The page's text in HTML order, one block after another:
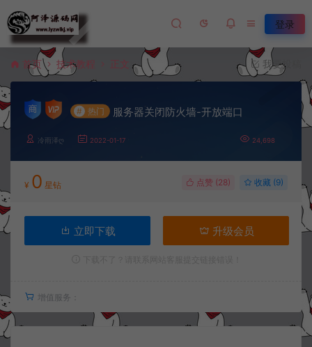
登录
首页 技术教程 正文 我要投稿
# 热门 服务器关闭防火墙-开放端口
冷雨泽ღ 2022-01-17 24,698
¥ 0 星钻 点赞 (28) 收藏 (9)
立即下载 升级会员
增值服务：